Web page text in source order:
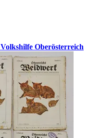
Volkshilfe Oberösterreich